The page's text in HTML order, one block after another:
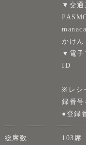
▼交通
かけん
▼電子
ID
※レシ
録番号
●登録
総席数
103席